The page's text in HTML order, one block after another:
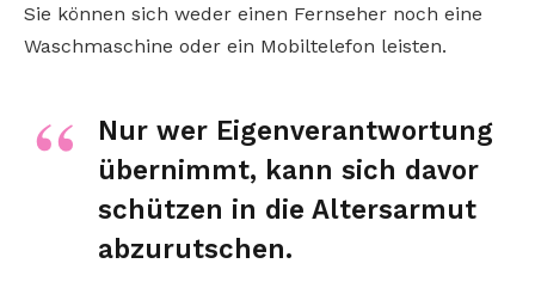
Sie können sich weder einen Fernseher noch eine
Waschmaschine oder ein Mobiltelefon leisten.
Nur wer Eigenverantwortung
übernimmt, kann sich davor
schützen in die Altersarmut
abzurutschen.